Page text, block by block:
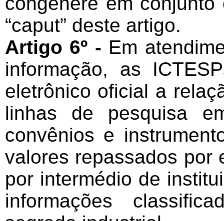
“caput” deste artigo.
Artigo 6º - Em
informação, as
eletrônico oficial a
linhas de pesquisa
convênios e
valores repassados por
por intermédio de
informações